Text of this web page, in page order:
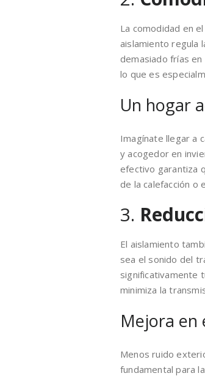
La comodidad en
aislamiento regula
demasiado frías
lo que es
Un hogar
Imagínate llegar a
y acogedor en
efectivo garantiza
de la calefacción o
3.
El aislamiento
sea el sonido del
significativamente
minimiza la
Mejora en
Menos ruido
fundamental para